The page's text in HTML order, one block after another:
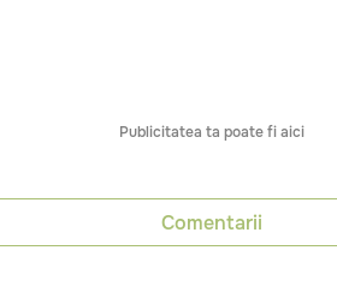
Publicitatea ta poate fi aici
Comentarii